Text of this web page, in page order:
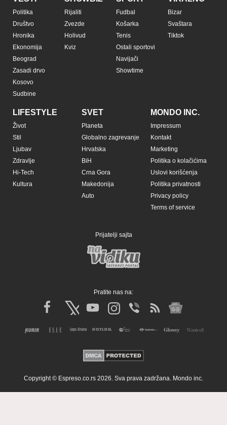
Politika
Društvo
Hronika
Ekonomija
Beograd
Zasadi drvo
Kosovo
Sudbine
Rijaliti
Zvezde
Holivud
Kviz
Fudbal
Košarka
Tenis
Ostali sportovi
Navijači
Showtime
Bizar
Svaštara
Tiktok
LIFESTYLE
Život
Stil
Ljubav
Zdravlje
Hi-Tech
Kultura
SVET
Planeta
Globalno zagrevanje
Hrvatska
BiH
Crna Gora
Makedonija
Auto
MONDO INC.
Impressum
Kontakt
Marketing
Politika o kolačićima
Uslovi korišćenja
Politika privatnosti
Privacy policy
Terms of service
Prijatelji sajta
Pratite nas na:
Copyright © Espreso.co.rs 2026. Sva prava zadržana. Mondo inc.